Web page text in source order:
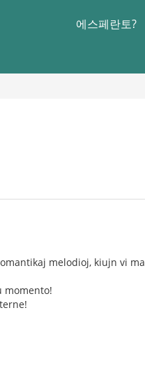
에스페란토?
melodioj, kiujn vi
momento!